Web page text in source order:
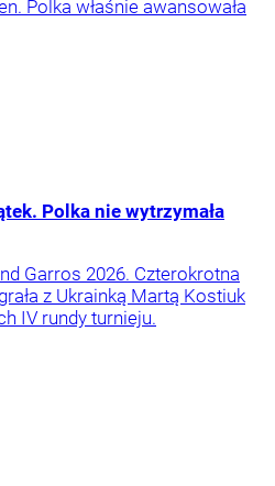
Polka właśnie awansowała
Polka nie wytrzymała
Garros 2026. Czterokrotna
z Ukrainką Martą Kostiuk
IV rundy turnieju.